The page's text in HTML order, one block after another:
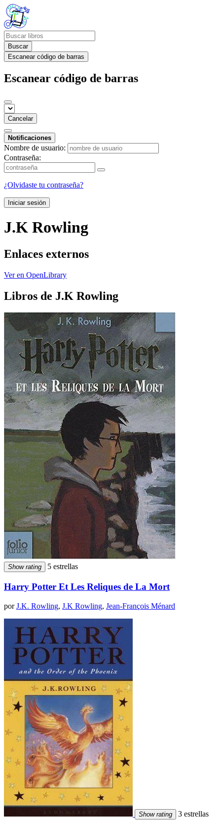
Buscar
Escanear código de barras
Escanear código de barras
Cancelar
Notificaciones
Nombre de usuario:
Contraseña:
¿Olvidaste tu contraseña?
Iniciar sesión
J.K Rowling
Enlaces externos
Ver en OpenLibrary
Libros de J.K Rowling
Show rating 5 estrellas
Harry Potter Et Les Reliques de La Mort
porJ.K. Rowling, J.K Rowling, Jean-François Ménard
Show rating 3 estrellas